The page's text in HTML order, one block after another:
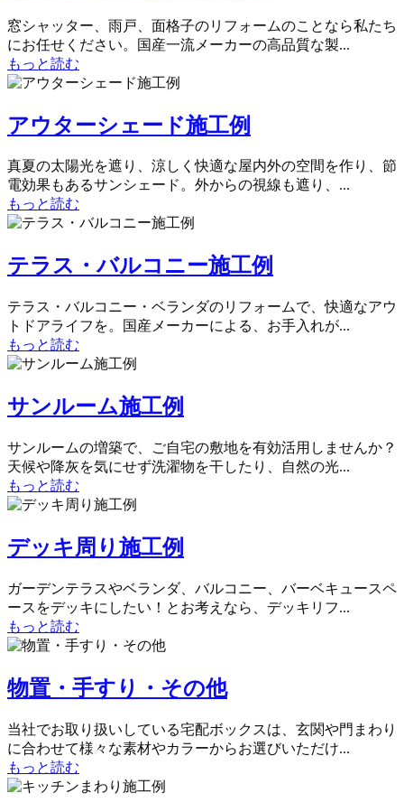
窓シャッター、雨戸、面格子のリフォームのことなら私たち
にお任せください。国産一流メーカーの高品質な製...
もっと読む
アウターシェード施工例
真夏の太陽光を遮り、涼しく快適な屋内外の空間を作り、節
電効果もあるサンシェード。外からの視線も遮り、...
もっと読む
テラス・バルコニー施工例
テラス・バルコニー・ベランダのリフォームで、快適なアウ
トドアライフを。国産メーカーによる、お手入れが...
もっと読む
サンルーム施工例
サンルームの増築で、ご自宅の敷地を有効活用しませんか？
天候や降灰を気にせず洗濯物を干したり、自然の光...
もっと読む
デッキ周り施工例
ガーデンテラスやベランダ、バルコニー、バーベキュースペ
ースをデッキにしたい！とお考えなら、デッキリフ...
もっと読む
物置・手すり・その他
当社でお取り扱いしている宅配ボックスは、玄関や門まわり
に合わせて様々な素材やカラーからお選びいただけ...
もっと読む